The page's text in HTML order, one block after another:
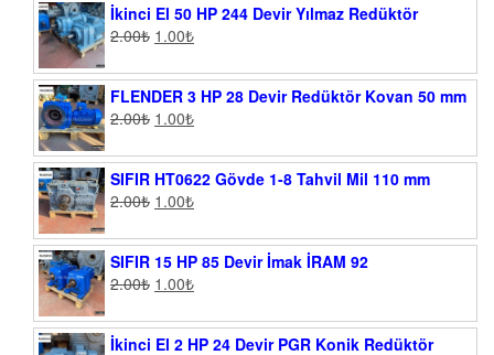
İkinci El 50 HP 244 Devir Yılmaz Redüktör
2.00₺ 1.00₺
FLENDER 3 HP 28 Devir Redüktör Kovan 50 mm
2.00₺ 1.00₺
SIFIR HT0622 Gövde 1-8 Tahvil Mil 110 mm
2.00₺ 1.00₺
SIFIR 15 HP 85 Devir İmak İRAM 92
2.00₺ 1.00₺
İkinci El 2 HP 24 Devir PGR Konik Redüktör